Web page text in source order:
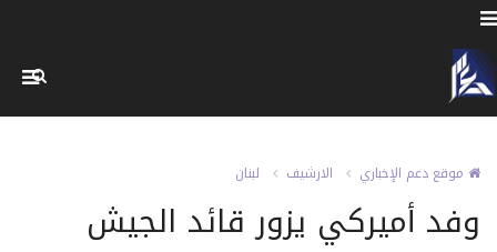
موقع دعم الإخباري الارشيف لبنان
وفد أميركي يزور قائد الجيش